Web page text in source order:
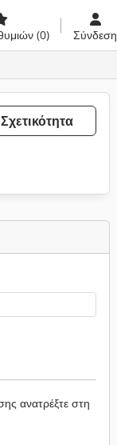
(0) Σύνδεση
ανατρέξτε στη